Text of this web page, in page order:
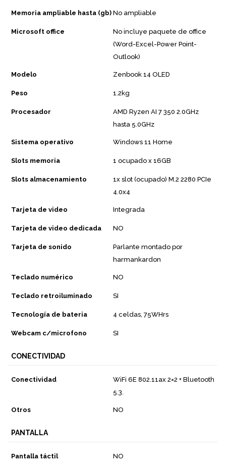
Memoria ampliable hasta (gb) No ampliable
Microsoft office
No incluye paquete de office
(Word-Excel-Power Point-
Outlook)
Modelo Zenbook 14 OLED
Peso 1.2kg
Procesador
AMD Ryzen AI 7 350 2.0GHz
hasta 5.0GHz
Sistema operativo Windows 11 Home
Slots memoria 1 ocupado x 16GB
Slots almacenamiento
1x slot (ocupado) M.2 2280 PCIe
4.0x4
Tarjeta de video Integrada
Tarjeta de video dedicada NO
Tarjeta de sonido
Parlante montado por
harmankardon
Teclado numérico NO
Teclado retroiluminado SI
Tecnología de bateria 4 celdas, 75WHrs
Webcam c/microfono SI
CONECTIVIDAD
Conectividad
WiFi 6E 802.11ax 2×2 + Bluetooth
5.3.
Otros NO
PANTALLA
Pantalla táctil NO